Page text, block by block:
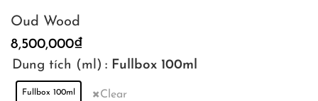
Oud Wood
8,500,000₫
Dung tích (ml) : Fullbox 100ml
Fullbox 100ml Clear